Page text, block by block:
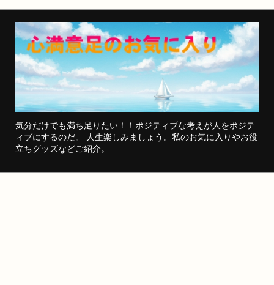
気分だけでも満ち足りたい！！ポジティブな考えが人をポジテ
ィブにするのだ。 人生楽しみましょう。私のお気に入りやお役
立ちグッズなどご紹介。